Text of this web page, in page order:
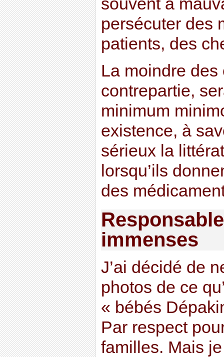
souvent à
persécuter des
patients, des
La moindre des
contrepartie,
minimum
existence, à
sérieux la
lorsqu’ils
des
immenses
J’ai décidé de
photos de ce
« bébés
Par respect
familles. Mais